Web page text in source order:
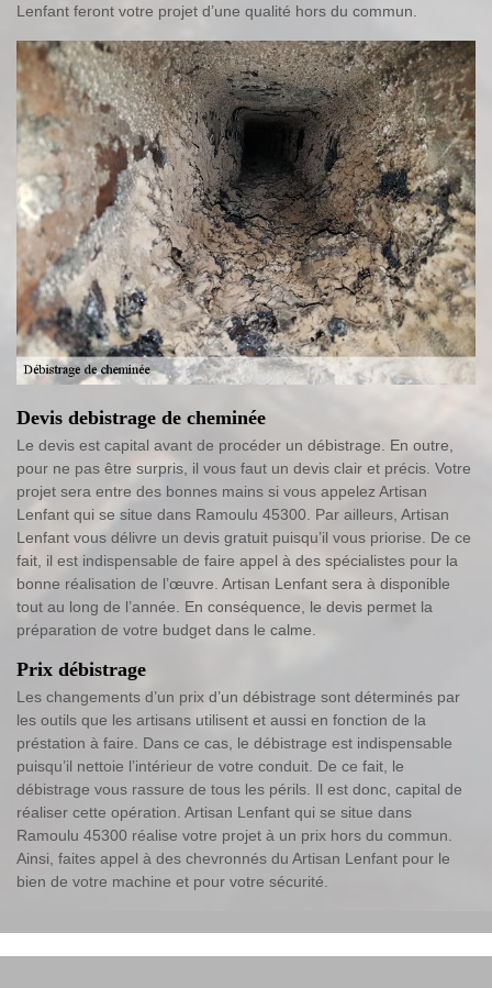
Lenfant feront votre projet d’une qualité hors du commun.
Devis debistrage de cheminée
Le devis est capital avant de procéder un débistrage. En outre,
pour ne pas être surpris, il vous faut un devis clair et précis. Votre
projet sera entre des bonnes mains si vous appelez Artisan
Lenfant qui se situe dans Ramoulu 45300. Par ailleurs, Artisan
Lenfant vous délivre un devis gratuit puisqu’il vous priorise. De ce
fait, il est indispensable de faire appel à des spécialistes pour la
bonne réalisation de l’œuvre. Artisan Lenfant sera à disponible
tout au long de l’année. En conséquence, le devis permet la
préparation de votre budget dans le calme.
Prix débistrage
Les changements d’un prix d’un débistrage sont déterminés par
les outils que les artisans utilisent et aussi en fonction de la
préstation à faire. Dans ce cas, le débistrage est indispensable
puisqu’il nettoie l’intérieur de votre conduit. De ce fait, le
débistrage vous rassure de tous les périls. Il est donc, capital de
réaliser cette opération. Artisan Lenfant qui se situe dans
Ramoulu 45300 réalise votre projet à un prix hors du commun.
Ainsi, faites appel à des chevronnés du Artisan Lenfant pour le
bien de votre machine et pour votre sécurité.